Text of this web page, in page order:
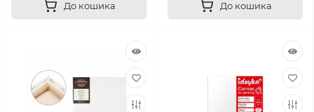
До кошика До кошика